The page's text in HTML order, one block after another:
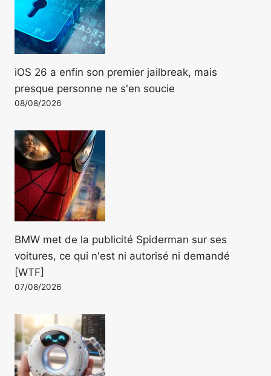
iOS 26 a enfin son premier jailbreak, mais
presque personne ne s'en soucie
08/08/2026
BMW met de la publicité Spiderman sur ses
voitures, ce qui n'est ni autorisé ni demandé
[WTF]
07/08/2026